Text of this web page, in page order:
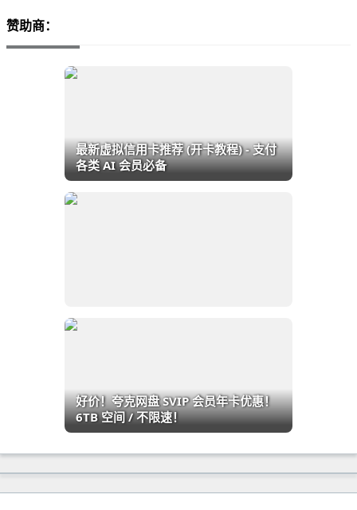
赞助商：
最新虚拟信用卡推荐 (开卡教程) - 支付
各类 AI 会员必备
好价！夸克网盘 SVIP 会员年卡优惠！
6TB 空间 / 不限速！